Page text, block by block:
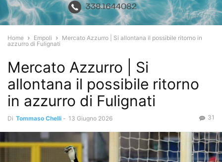
Home Empoli
Mercato Azzurro | Si allontana il possibile ritorno in
azzurro di Fulignati
Mercato Azzurro | Si
allontana il possibile ritorno
in azzurro di Fulignati
Di Tommaso Chelli - 13 Giugno 2026 31